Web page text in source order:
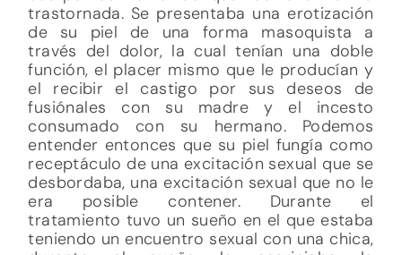
trastornada. Se presentaba una erotización
de su piel de una forma masoquista a
través del dolor, la cual tenían una doble
función, el placer mismo que le producían y
el recibir el castigo por sus deseos de
fusiónales con su madre y el incesto
consumado con su hermano. Podemos
entender entonces que su piel fungía como
receptáculo de una excitación sexual que se
desbordaba, una excitación sexual que no le
era posible contener. Durante el
tratamiento tuvo un sueño en el que estaba
teniendo un encuentro sexual con una chica,